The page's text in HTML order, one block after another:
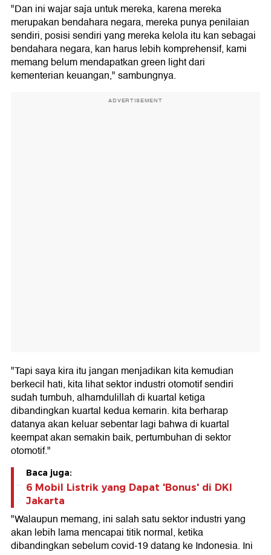
"Dan ini wajar saja untuk mereka, karena mereka
merupakan bendahara negara, mereka punya penilaian
sendiri, posisi sendiri yang mereka kelola itu kan sebagai
bendahara negara, kan harus lebih komprehensif, kami
memang belum mendapatkan green light dari
kementerian keuangan," sambungnya.
ADVERTISEMENT
"Tapi saya kira itu jangan menjadikan kita kemudian
berkecil hati, kita lihat sektor industri otomotif sendiri
sudah tumbuh, alhamdulillah di kuartal ketiga
dibandingkan kuartal kedua kemarin. kita berharap
datanya akan keluar sebentar lagi bahwa di kuartal
keempat akan semakin baik, pertumbuhan di sektor
otomotif."
Baca juga:
6 Mobil Listrik yang Dapat 'Bonus' di DKI
Jakarta
"Walaupun memang, ini salah satu sektor industri yang
akan lebih lama mencapai titik normal, ketika
dibandingkan sebelum covid-19 datang ke Indonesia. Ini